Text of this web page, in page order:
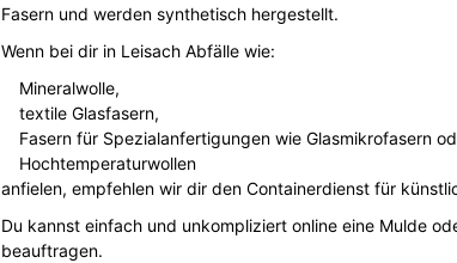
Fasern und werden synthetisch hergestellt.
Wenn bei dir in Leisach Abfälle wie:
Mineralwolle,
textile Glasfasern,
Fasern für Spezialanfertigungen wie Glasmikrofasern
Hochtemperaturwollen
anfielen, empfehlen wir dir den Containerdienst für
Du kannst einfach und unkompliziert online eine Mulde
beauftragen.